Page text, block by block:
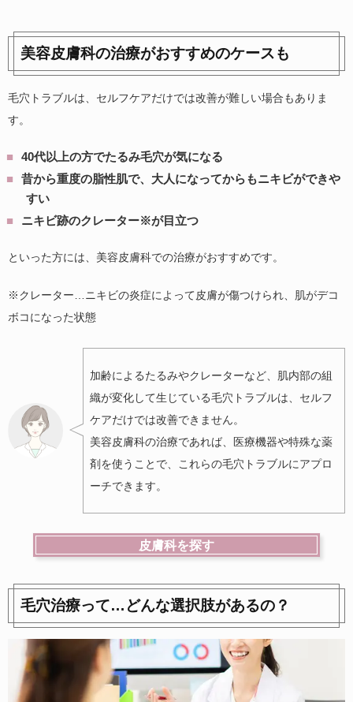
美容皮膚科の治療がおすすめのケースも
毛穴トラブルは、セルフケアだけでは改善が難しい場合もありま
す。
40代以上の方でたるみ毛穴が気になる
昔から重度の脂性肌で、大人になってからもニキビができや
すい
ニキビ跡のクレーター※が目立つ
といった方には、美容皮膚科での治療がおすすめです。
※クレーター…ニキビの炎症によって皮膚が傷つけられ、肌がデコ
ボコになった状態
加齢によるたるみやクレーターなど、肌内部の組
織が変化して生じている毛穴トラブルは、セルフ
ケアだけでは改善できません。
美容皮膚科の治療であれば、医療機器や特殊な薬
剤を使うことで、これらの毛穴トラブルにアプロ
ーチできます。
皮膚科を探す
毛穴治療って…どんな選択肢があるの？